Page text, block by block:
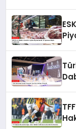
Açıklamalar